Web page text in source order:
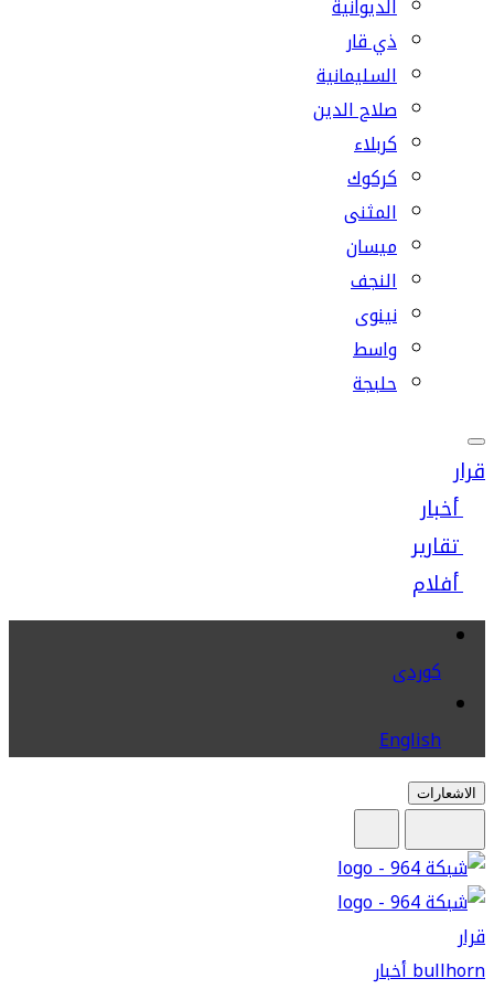
الديوانية
ذي قار
السليمانية
صلاح الدين
كربلاء
كركوك
المثنى
ميسان
النجف
نينوى
واسط
حلبجة
قرار
أخبار
تقارير
أفلام
كوردى
English
الاشعارات
قرار
bullhornأخبار